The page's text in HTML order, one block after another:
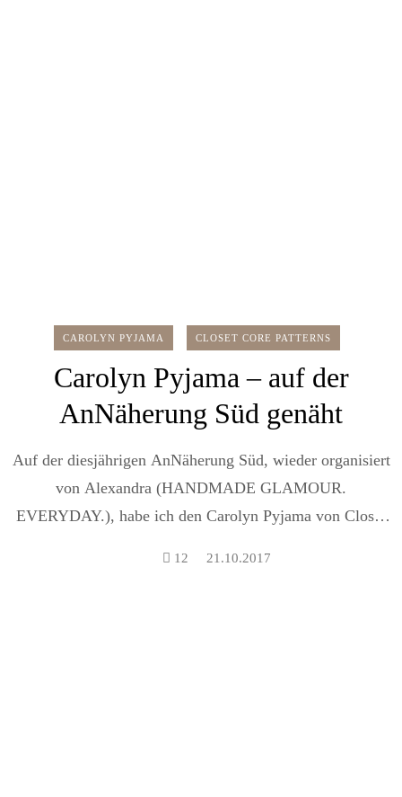
CAROLYN PYJAMA CLOSET CORE PATTERNS
Carolyn Pyjama – auf der
AnNäherung Süd genäht
Auf der diesjährigen AnNäherung Süd, wieder organisiert
von Alexandra (HANDMADE GLAMOUR.
EVERYDAY.), habe ich den Carolyn Pyjama von Closet
12 21.10.2017